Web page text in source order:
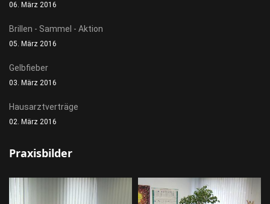
06. März 2016
Brillen - Sammel - Aktion
05. März 2016
Gelbfieber
03. März 2016
Hausarztverträge
02. März 2016
Praxisbilder